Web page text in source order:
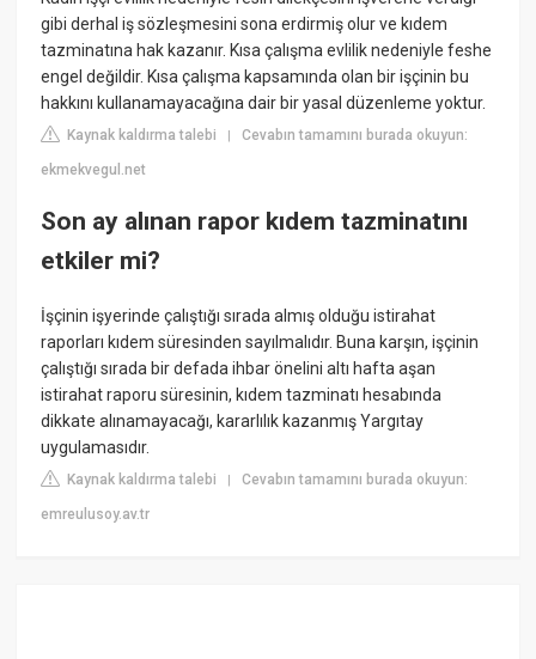
gibi derhal iş sözleşmesini sona erdirmiş olur ve kıdem
tazminatına hak kazanır. Kısa çalışma evlilik nedeniyle feshe
engel değildir. Kısa çalışma kapsamında olan bir işçinin bu
hakkını kullanamayacağına dair bir yasal düzenleme yoktur.
Kaynak kaldırma talebi |Cevabın tamamını burada okuyun:
ekmekvegul.net
Son ay alınan rapor kıdem tazminatını
etkiler mi?
İşçinin işyerinde çalıştığı sırada almış olduğu istirahat
raporları kıdem süresinden sayılmalıdır. Buna karşın, işçinin
çalıştığı sırada bir defada ihbar önelini altı hafta aşan
istirahat raporu süresinin, kıdem tazminatı hesabında
dikkate alınamayacağı, kararlılık kazanmış Yargıtay
uygulamasıdır.
Kaynak kaldırma talebi |Cevabın tamamını burada okuyun:
emreulusoy.av.tr